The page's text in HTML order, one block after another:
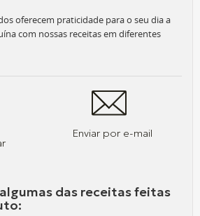
oferecem praticidade para o seu dia a
com nossas receitas em diferentes
Enviar por e-mail
das receitas feitas